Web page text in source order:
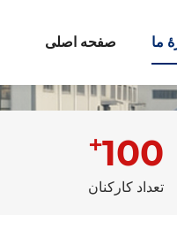
صفحه اصلی ما
100
+
تعداد کارکنان